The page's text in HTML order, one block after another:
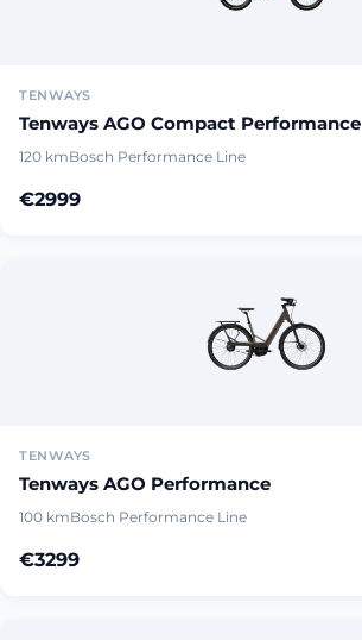
TENWAYS
Tenways AGO Compact Performance
120 kmBosch Performance Line
€2999
TENWAYS
Tenways AGO Performance
100 kmBosch Performance Line
€3299